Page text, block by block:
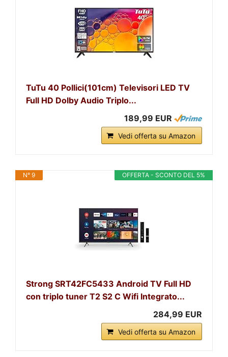
TuTu 40 Pollici(101cm) Televisori LED TV
Full HD Dolby Audio Triplo...
189,99 EUR
Vedi offerta su Amazon
OFFERTA - SCONTO DEL 5%
N° 9
Strong SRT42FC5433 Android TV Full HD
con triplo tuner T2 S2 C Wifi Integrato...
284,99 EUR
Vedi offerta su Amazon